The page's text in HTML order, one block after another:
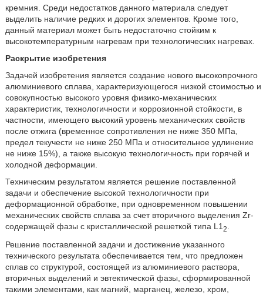
кремния. Среди недостатков данного материала следует
выделить наличие редких и дорогих элементов. Кроме того,
данный материал может быть недостаточно стойким к
высокотемпературным нагревам при технологических нагревах.
Раскрытие изобретения
Задачей изобретения является создание нового высокопрочного
алюминиевого сплава, характеризующегося низкой стоимостью и
совокупностью высокого уровня физико-механических
характеристик, технологичности и коррозионной стойкости, в
частности, имеющего высокий уровень механических свойств
после отжига (временное сопротивления не ниже 350 МПа,
предел текучести не ниже 250 МПа и относительное удлинение
не ниже 15%), а также высокую технологичность при горячей и
холодной деформации.
Техническим результатом является решение поставленной
задачи и обеспечение высокой технологичности при
деформационной обработке, при одновременном повышении
механических свойств сплава за счет вторичного выделения Zr-
содержащей фазы с кристаллической решеткой типа L1 2
Решение поставленной задачи и достижение указанного
технического результата обеспечивается тем, что предложен
сплав со структурой, состоящей из алюминиевого раствора,
вторичных выделений и эвтектической фазы, сформированной
такими элементами, как магний, марганец, железо, хром,